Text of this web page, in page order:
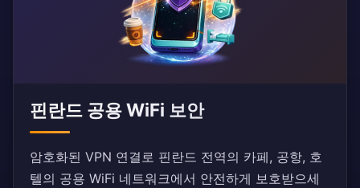
핀란드 공용 WiFi 보안
암호화된 VPN 연결로 핀란드 전역의 카페, 공항, 호
텔의 공용 WiFi 네트워크에서 안전하게 보호받으세